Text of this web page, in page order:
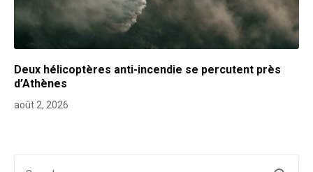
Deux hélicoptères anti-incendie se percutent près
d’Athènes
août 2, 2026